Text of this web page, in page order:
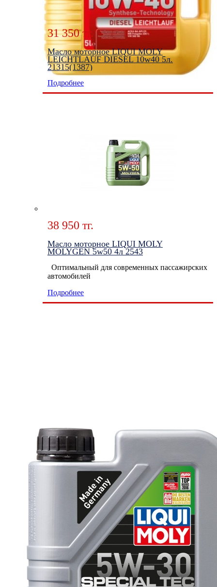
31 350 тг.
Масло моторное LIQUI MOLY
LEICHTLAUF DIESEL 10w40 5л.
21315(1387)
Подробнее
38 950 тг.
Масло моторное LIQUI MOLY
MOLYGEN 5w50 4л 2543
Оптимальный для современных пассажирских
автомобилей
Подробнее
9 000 тг.
Масло моторное LIQUI MOLY TOP-
TEC 4100 5w40 1л. 9510